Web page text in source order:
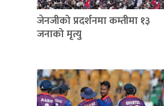
जेनजीको प्रदर्शनमा कम्तीमा १३
जनाको मृत्यु